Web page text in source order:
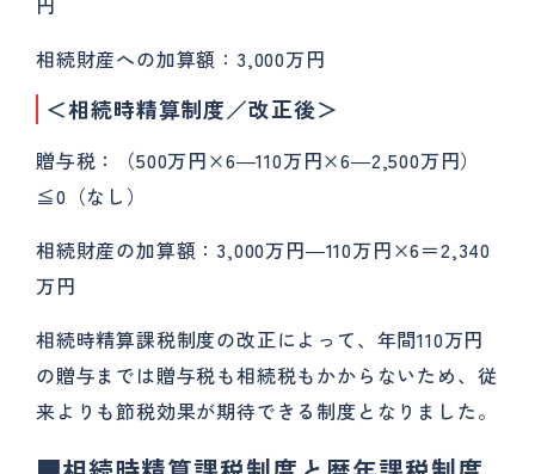
相続財産への加算額：3,000万円
＜相続時精算制度／改正後＞
贈与税：（500万円×6―110万円×6―2,500万円）
≦0（なし）
相続財産の加算額：3,000万円―110万円×6＝2,340
万円
相続時精算課税制度の改正によって、年間110万円
の贈与までは贈与税も相続税もかからないため、従
来よりも節税効果が期待できる制度となりました。